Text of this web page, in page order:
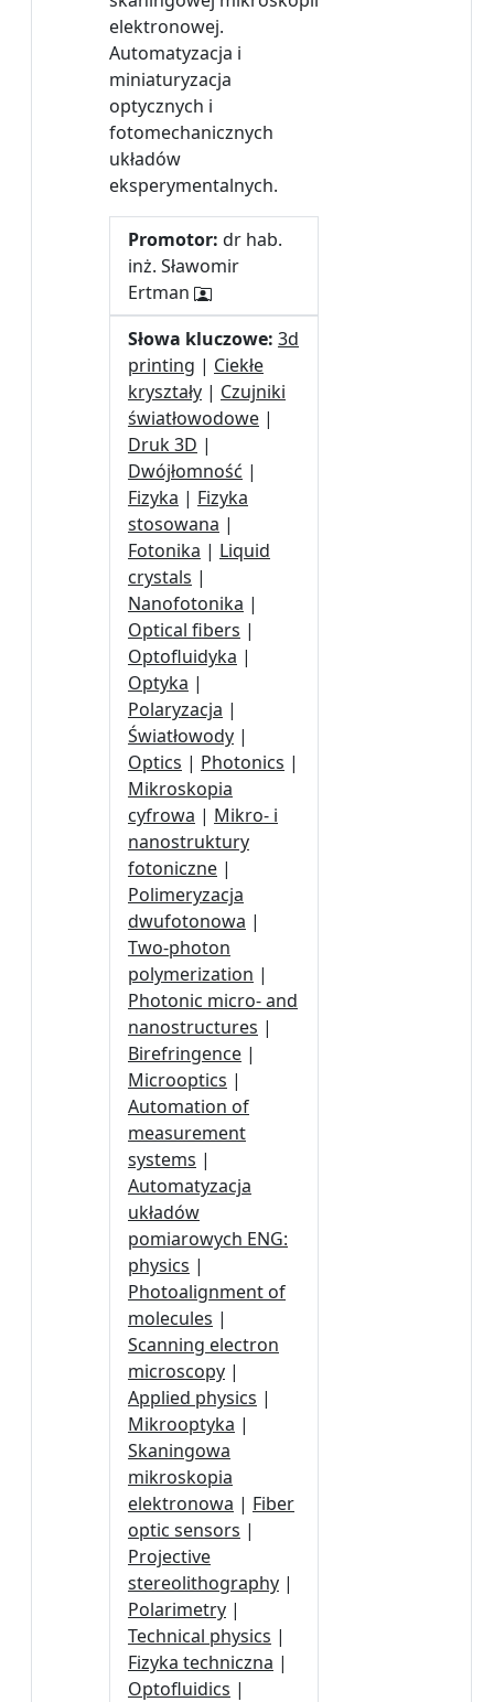
elektronowej.
Automatyzacja i
miniaturyzacja
optycznych i
fotomechanicznych
układów
eksperymentalnych.
Promotor: dr hab.
inż. Sławomir
Ertman
Słowa kluczowe: 3d
printing | Ciekłe
kryształy | Czujniki
światłowodowe |
Druk 3D |
Dwójłomność |
Fizyka | Fizyka
stosowana |
Fotonika | Liquid
crystals |
Nanofotonika |
Optical fibers |
Optofluidyka |
Optyka |
Polaryzacja |
Światłowody |
Optics | Photonics |
Mikroskopia
cyfrowa | Mikro- i
nanostruktury
fotoniczne |
Polimeryzacja
dwufotonowa |
Two-photon
polymerization |
Photonic micro- and
nanostructures |
Birefringence |
Microoptics |
Automation of
measurement
systems |
Automatyzacja
układów
pomiarowych ENG:
physics |
Photoalignment of
molecules |
Scanning electron
microscopy |
Applied physics |
Mikrooptyka |
Skaningowa
mikroskopia
elektronowa | Fiber
optic sensors |
Projective
stereolithography |
Polarimetry |
Technical physics |
Fizyka techniczna |
Optofluidics |